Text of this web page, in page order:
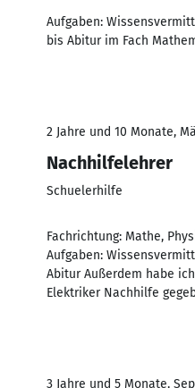
Aufgaben:
bis Abitur im Fach
2 Jahre und 10 Monate,
Nachhilfelehrer
Schuelerhilfe
Fachrichtung: Mathe,
Aufgaben:
Abitur Außerdem habe
Elektriker Nachhilfe
3 Jahre und 5 Monate,